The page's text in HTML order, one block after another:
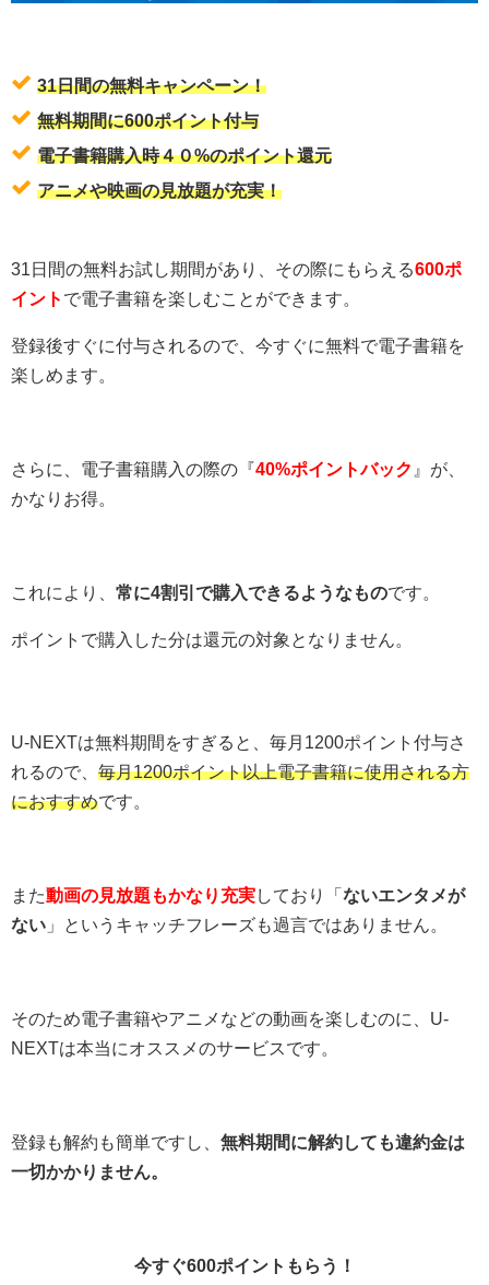
31日間の無料キャンペーン！
無料期間に600ポイント付与
電子書籍購入時４０%のポイント還元
アニメや映画の見放題が充実！
31日間の無料お試し期間があり、その際にもらえる600ポ
イント で電子書籍を楽しむことができます。
登録後すぐに付与されるので、今すぐに無料で電子書籍を
楽しめます。
さらに、電子書籍購入の際の『40%ポイントバック 』が、
かなりお得。
これにより、 常に4割引で購入できるようなものです。
ポイントで購入した分は還元の対象となりません。
U-NEXTは無料期間をすぎると、毎月1200ポイント付与さ
れるので、 毎月1200ポイント以上電子書籍に使用される方
におすすめです。
また動画の見放題もかなり充実しており「 ないエンタメが
ない 」というキャッチフレーズも過言ではありません。
そのため電子書籍やアニメなどの動画を楽しむのに、U-
NEXTは本当にオススメのサービスです。
登録も解約も簡単ですし、 無料期間に解約しても違約金は
一切かかりません。
今すぐ600ポイントもらう！